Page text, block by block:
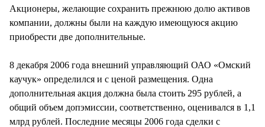
Акционеры, желающие сохранить прежнюю долю активов
компании, должны были на каждую имеющуюся акцию
приобрести две дополнительные.
8 декабря 2006 года внешний управляющий ОАО «Омский
каучук» определился и с ценой размещения. Одна
дополнительная акция должна была стоить 295 рублей, а
общий объем допэмиссии, соответственно, оценивался в 1,1
млрд рублей. Последние месяцы 2006 года сделки с